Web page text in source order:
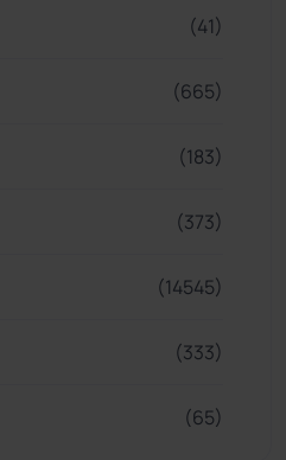
(41)
(665)
(183)
(373)
(14545)
(333)
(65)